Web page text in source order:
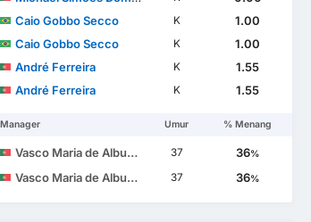
Caio Gobbo Secco
K
1.00
Caio Gobbo Secco
K
1.00
André Ferreira
K
1.55
André Ferreira
K 1.55
Manager Umur % Menang
Vasco Maria de Albuquerque Botelho da Costa 37 36%
Vasco Maria de Albuquerque Botelho da Costa 37 36%